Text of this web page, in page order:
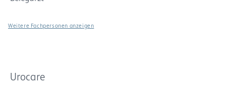
Weitere Fachpersonen anzeigen
Urocare